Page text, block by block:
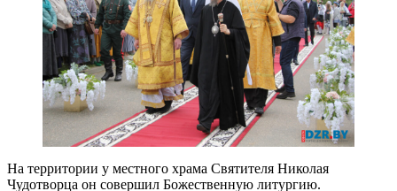
На территории у местного храма Святителя Николая
Чудотворца он совершил Божественную литургию.